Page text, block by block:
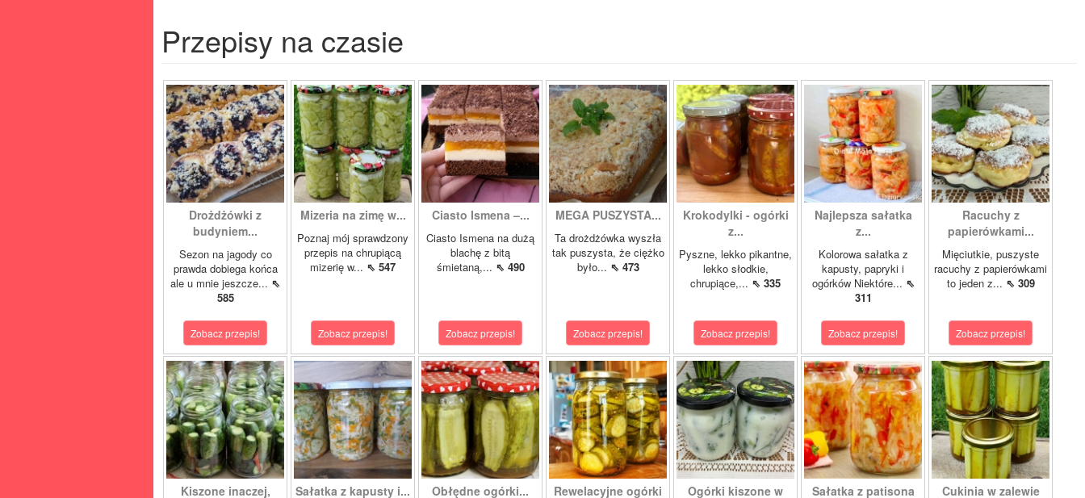
Przepisy na czasie
Drożdżówki z
budyniem...
Sezon na jagody co
prawda dobiega końca
ale u mnie jeszcze... ⇖
585
Zobacz przepis!
Mizeria na zimę w...
Poznaj mój sprawdzony
przepis na chrupiącą
mizerię w... ⇖ 547
Zobacz przepis!
Ciasto Ismena –...
Ciasto Ismena na dużą
blachę z bitą
śmietaną,... ⇖ 490
Zobacz przepis!
MEGA PUSZYSTA...
Ta drożdżówka wyszła
tak puszysta, że ciężko
było... ⇖ 473
Zobacz przepis!
Krokodylki - ogórki
z...
Pyszne, lekko pikantne,
lekko słodkie,
chrupiące,... ⇖ 335
Zobacz przepis!
Najlepsza sałatka
z...
Kolorowa sałatka z
kapusty, papryki i
ogórków Niektóre... ⇖
311
Zobacz przepis!
Racuchy z
papierówkami...
Mięciutkie, puszyste
racuchy z papierówkami
to jeden z... ⇖ 309
Zobacz przepis!
Kiszone inaczej, Sałatka z kapusty i... Obłędne ogórki... Rewelacyjne ogórki Ogórki kiszone w Sałatka z patisona Cukinia w zalewie